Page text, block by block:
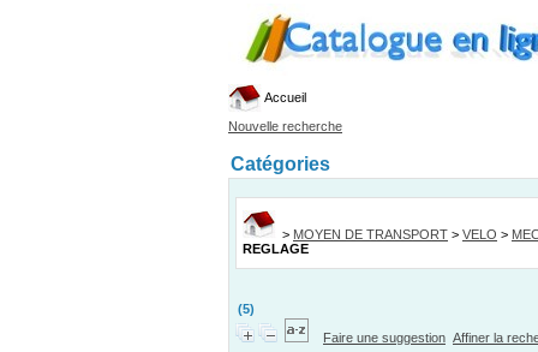
Accueil
Nouvelle recherche
Catégories
> MOYEN DE TRANSPORT > VELO >
REGLAGE
(5)
Faire une suggestion Affiner la